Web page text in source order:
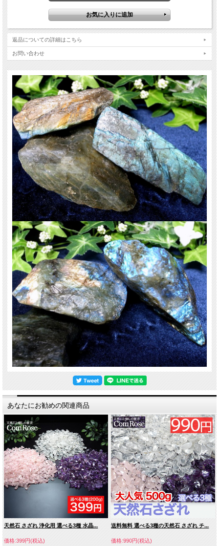
※水に濡らすと綺麗にシラーがでます。画像最後の2枚は濡らしていません。
シラーの面積や色味は個性です、選べませんのでご了承下さい。
ラブラドライトの魅力は、見る角度によって光る幻想的なブルーやゴールドの輝
きです。
石によってブルーだったり、ゴールドっぽかったりイエローがかっていたり、こ
美しさと例える人もいます。
銀河を思わせるようなシラーはついつい見入ってしまう神秘的な逸品です♪
【意味合い云われ・伝承等】
高次元と繋がる 宇宙からのパワーを受信する
優れた洞察力と直観力を養う
信念を貫く強い意志を育てる
ご注意事項
※まとめて出品のため、サイズに多少誤差がでる場合がございます。
※天然石ですので石によっては色の比率や模様の入り方などで一点一点個体差が
ございます。
※出来る限り自然な色みになるよう撮影を心がけておりますが、お使いのディス
プレイ環境によって表示される色みに差が出る場合があります。 ご了承くださ
い。
天然石ですので多少の傷、クラックはあります。宜しくお願い致します。
最後にあなたに幸福が訪れますように(*^_^*)
関連キーワード
天然石 パワーストーン 海外直輸入 バイヤー厳選 プレゼント ギフト メンズ レデ
ィース 卸し 卸価格 実店舗 ハンドメイド サイズ直し コムローズ comrose
返品についての詳細はこちら
お問い合わせ
あなたにお勧めの関連商品
天然石 さざれ 浄化用 選べる3種 水晶...
価格:399円(税込)
送料無料 選べる3種の天然石 さざれ チ...
価格:990円(税込)